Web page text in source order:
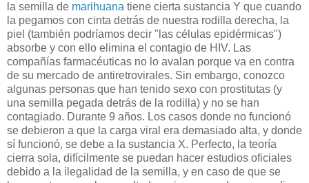
la semilla de marihuana tiene cierta sustancia Y que cuando
la pegamos con cinta detrás de nuestra rodilla derecha, la
piel (también podríamos decir "las células epidérmicas")
absorbe y con ello elimina el contagio de HIV. Las
compañías farmacéuticas no lo avalan porque va en contra
de su mercado de antiretrovirales. Sin embargo, conozco
algunas personas que han tenido sexo con prostitutas (y
una semilla pegada detrás de la rodilla) y no se han
contagiado. Durante 9 años. Los casos donde no funcionó
se debieron a que la carga viral era demasiado alta, y donde
sí funcionó, se debe a la sustancia X. Perfecto, la teoría
cierra sola, difícilmente se puedan hacer estudios oficiales
debido a la ilegalidad de la semilla, y en caso de que se